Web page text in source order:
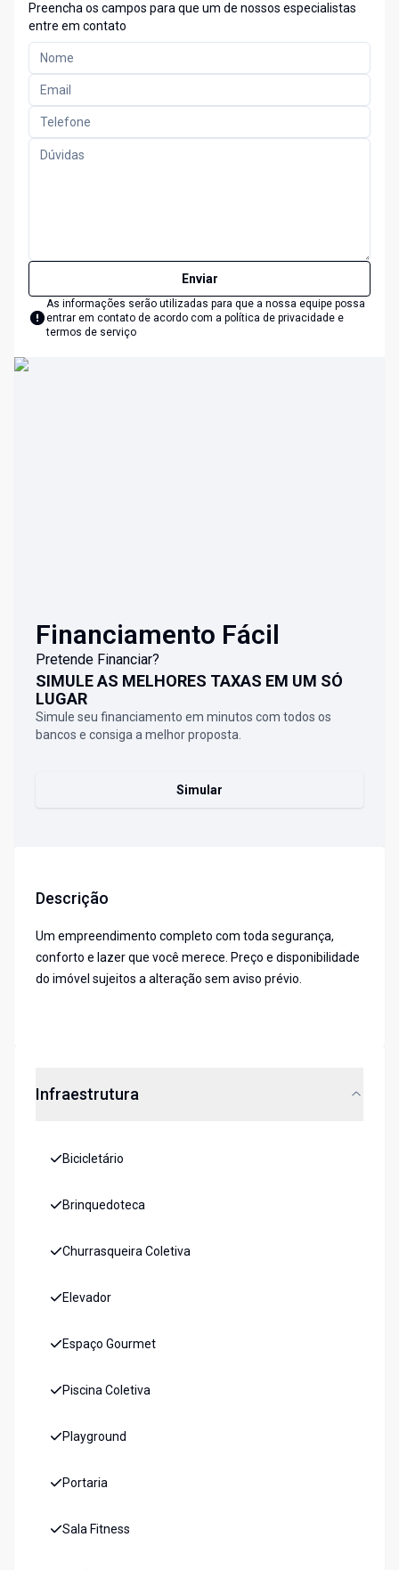
Preencha os campos para que um de nossos especialistas
entre em contato
Enviar
As informações serão utilizadas para que a nossa equipe possa
entrar em contato de acordo com a política de privacidade e
termos de serviço
Financiamento Fácil
Pretende Financiar?
SIMULE AS MELHORES TAXAS EM UM SÓ
LUGAR
Simule seu financiamento em minutos com todos os
bancos e consiga a melhor proposta.
Simular
Descrição
Um empreendimento completo com toda segurança,
conforto e lazer que você merece. Preço e disponibilidade
do imóvel sujeitos a alteração sem aviso prévio.
Infraestrutura
Bicicletário
Brinquedoteca
Churrasqueira Coletiva
Elevador
Espaço Gourmet
Piscina Coletiva
Playground
Portaria
Sala Fitness